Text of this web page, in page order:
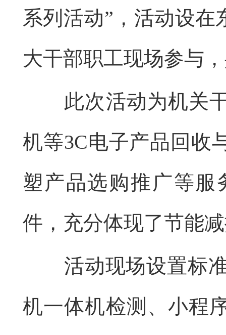
系列活动”，活动设
大干部职工现场参与
此次活动为机关干
机等3C电子产品回收
塑产品选购推广等服
件，充分体现了节能
活动现场设置标准
机一体机检测、小程